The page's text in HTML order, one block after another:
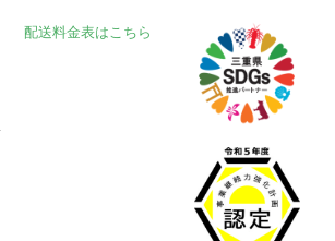
配送料金表はこちら